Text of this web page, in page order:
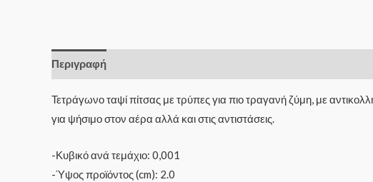
Περιγραφή
Τετράγωνο ταψί πίτσας με τρύπες για πιο τραγανή ζύμη, με
για ψήσιμο στον αέρα αλλά και στις αντιστάσεις.
-Κυβικό ανά τεμάχιο: 0,001
-Ύψος προϊόντος (cm): 2.0